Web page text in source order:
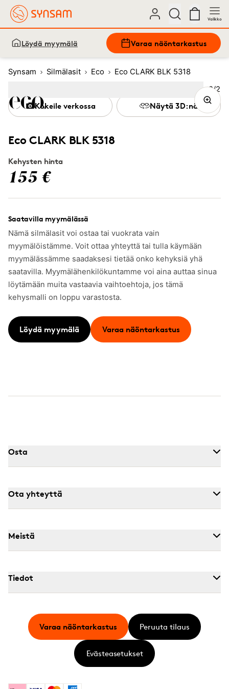
Valikko
Löydä myymälä Varaa näöntarkastus
Synsam Silmälasit Eco Eco CLARK BLK 5318
Eco CLARK BLK 5318
Kehysten hinta
155 €
Saatavilla myymälässä
Nämä silmälasit voi ostaa tai vuokrata vain
myymälöistämme. Voit ottaa yhteyttä tai tulla käymään
myymälässämme saadaksesi tietää onko kehyksiä yhä
saatavilla. Myymälähenkilökuntamme voi aina auttaa sinua
löytämään muita vastaavia vaihtoehtoja, jos tämä
kehysmalli on loppu varastosta.
Löydä myymälä Varaa näöntarkastus
Kokeile verkossa Näytä 3D:nä
Kuva
2/2
(Current image)
Osta
Ota yhteyttä
Meistä
Tiedot
Varaa näöntarkastus Peruuta tilaus
Evästeasetukset